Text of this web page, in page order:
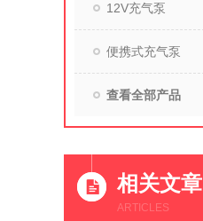
12V充气泵
便携式充气泵
查看全部产品
相关文章
ARTICLES